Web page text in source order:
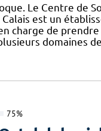
Le Centre de
Calais est un
charge de prendre
domaines
75%